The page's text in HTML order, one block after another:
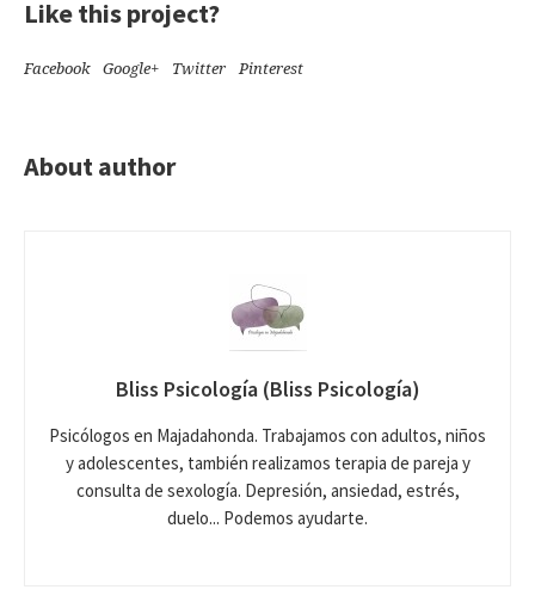
Like this project?
Facebook Google+ Twitter Pinterest
About author
Bliss Psicología (Bliss Psicología)
Psicólogos en Majadahonda. Trabajamos con adultos, niños
y adolescentes, también realizamos terapia de pareja y
consulta de sexología. Depresión, ansiedad, estrés,
duelo... Podemos ayudarte.